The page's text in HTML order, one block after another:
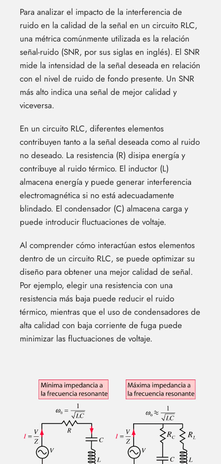
Para analizar el impacto de la interferencia de
ruido en la calidad de la señal en un circuito RLC,
una métrica comúnmente utilizada es la relación
señal-ruido (SNR, por sus siglas en inglés). El SNR
mide la intensidad de la señal deseada en relación
con el nivel de ruido de fondo presente. Un SNR
más alto indica una señal de mejor calidad y
viceversa.
En un circuito RLC, diferentes elementos
contribuyen tanto a la señal deseada como al ruido
no deseado. La resistencia (R) disipa energía y
contribuye al ruido térmico. El inductor (L)
almacena energía y puede generar interferencia
electromagnética si no está adecuadamente
blindado. El condensador (C) almacena carga y
puede introducir fluctuaciones de voltaje.
Al comprender cómo interactúan estos elementos
dentro de un circuito RLC, se puede optimizar su
diseño para obtener una mejor calidad de señal.
Por ejemplo, elegir una resistencia con una
resistencia más baja puede reducir el ruido
térmico, mientras que el uso de condensadores de
alta calidad con baja corriente de fuga puede
minimizar las fluctuaciones de voltaje.